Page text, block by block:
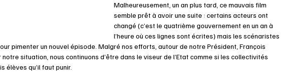
Malheureusement, un an plus tard, ce mauvais film
semble prêt à avoir une suite : certains acteurs ont
changé (c’est le quatrième gouvernement en un an à
l’heure où ces lignes sont écrites) mais les scénaristes
pimenter un nouvel épisode. Malgré nos efforts, autour de notre Président, François
notre situation, nous continuons d’être dans le viseur de l’Etat comme si les collectivités
élèves qu’il faut punir.